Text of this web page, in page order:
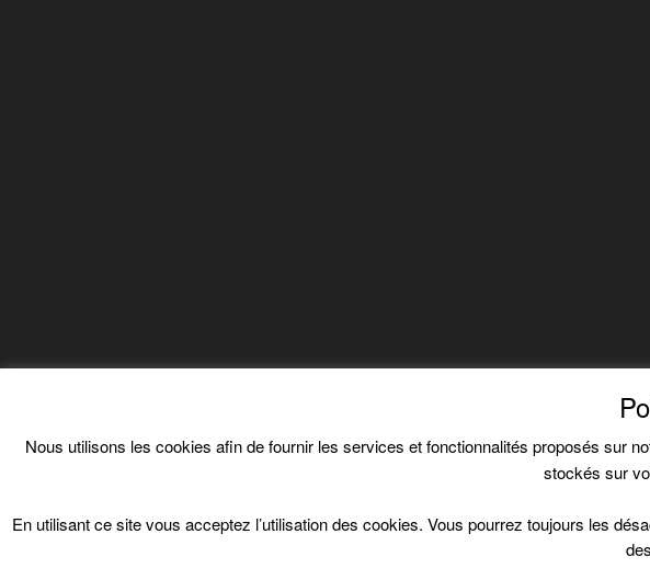
Nous utilisons les cookies afin de fournir les services et fonctionnalités proposés sur
stockés sur
En utilisant ce site vous acceptez l’utilisation des cookies. Vous pourrez toujours les